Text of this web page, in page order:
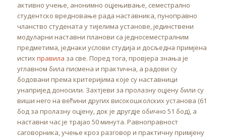
активно учење, анонимно оцјењивање, семестрално
студентско вредновање рада наставника, пуноправно
чланство студената у тијелима установе, јединствени
модуларни наставни планови са једносеместралним
предметима, једнаки услови студија и досљедна примјена
истихправила за све. Поред тога, провјера знања је
углавном била писмена и практична, а радови су
бодовани према критеријима које су наставници
унапријед доносили. Захтјеви за пролазну оцјену били су
виши него на већини других високошколских установа (61
бод за пролазну оцјену, док је другдје обично 51 бод), а
наставни час је трајао 50 минута. Равноправност
саговорника, учење кроз разговор и практичну примјену